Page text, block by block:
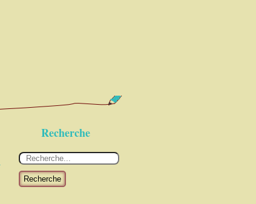
Recherche
Recherche